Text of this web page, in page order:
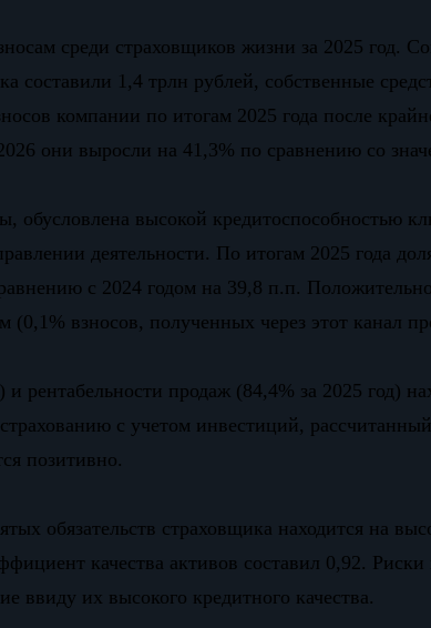
среди страховщиков жизни за 2025 год.
составили 1,4 трлн рублей, собственные
компании по итогам 2025 года после
они выросли на 41,3% по сравнению со
обусловлена высокой кредитоспособностью
деятельности. По итогам 2025 года
с 2024 годом на 39,8 п.п.
взносов, полученных через этот канал
и рентабельности продаж (84,4% за 2025 год)
с учетом инвестиций,
позитивно.
обязательств страховщика находится на
качества активов составил 0,92.
ввиду их высокого кредитного качества.